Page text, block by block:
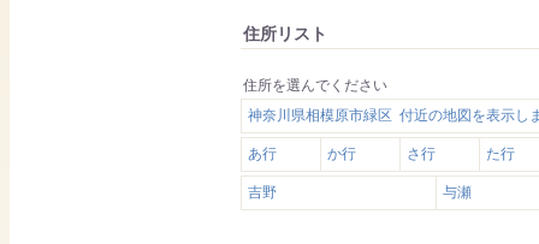
住所リスト
住所を選んでください
神奈川県相模原市緑区 付近の地図を表示し
あ行 か行 さ行 た行
吉野 与瀬